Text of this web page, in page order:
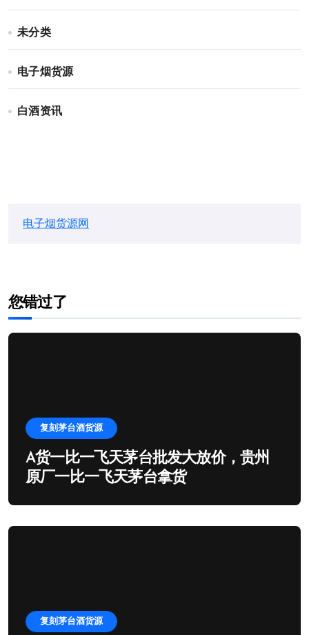
未分类
电子烟货源
白酒资讯
电子烟货源网
您错过了
复刻茅台酒货源
A货一比一飞天茅台批发大放价，贵州
原厂一比一飞天茅台拿货
复刻茅台酒货源